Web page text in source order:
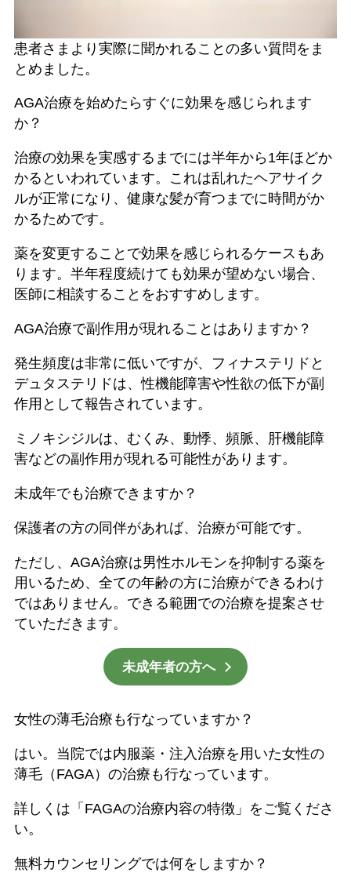
患者さまより実際に聞かれることの多い質問をま
とめました。
AGA治療を始めたらすぐに効果を感じられます
か？
治療の効果を実感するまでには半年から1年ほどか
かるといわれています。これは乱れたヘアサイク
ルが正常になり、健康な髪が育つまでに時間がか
かるためです。
薬を変更することで効果を感じられるケースもあ
ります。半年程度続けても効果が望めない場合、
医師に相談することをおすすめします。
AGA治療で副作用が現れることはありますか？
発生頻度は非常に低いですが、フィナステリドと
デュタステリドは、性機能障害や性欲の低下が副
作用として報告されています。
ミノキシジルは、むくみ、動悸、頻脈、肝機能障
害などの副作用が現れる可能性があります。
未成年でも治療できますか？
保護者の方の同伴があれば、治療が可能です。
ただし、AGA治療は男性ホルモンを抑制する薬を
用いるため、全ての年齢の方に治療ができるわけ
ではありません。できる範囲での治療を提案させ
ていただきます。
未成年者の方へ
女性の薄毛治療も行なっていますか？
はい。当院では内服薬・注入治療を用いた女性の
薄毛（FAGA）の治療も行なっています。
詳しくは「FAGAの治療内容の特徴」をご覧くださ
い。
無料カウンセリングでは何をしますか？